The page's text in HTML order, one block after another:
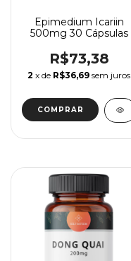
Epimedium Icariin
500mg 30 Cápsulas
R$73,38
2 x de R$36,69 sem juros